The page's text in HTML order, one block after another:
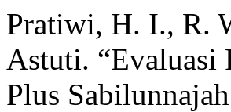
Pratiwi, H. I., R.
Astuti. “Evaluasi
Plus